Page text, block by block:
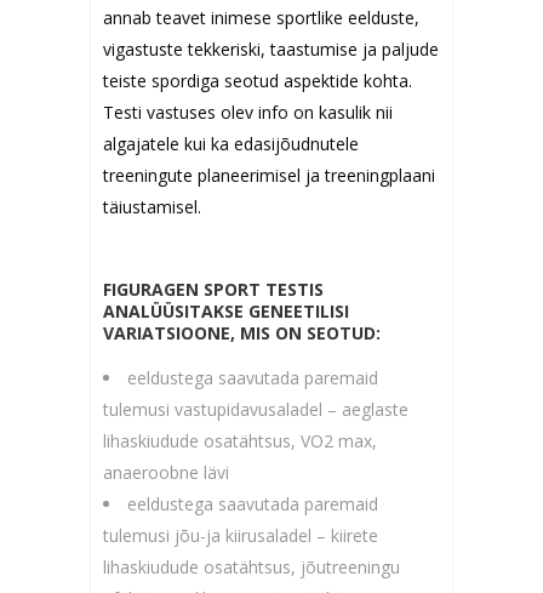
annab teavet inimese sportlike eelduste,
vigastuste tekkeriski, taastumise ja paljude
teiste spordiga seotud aspektide kohta.
Testi vastuses olev info on kasulik nii
algajatele kui ka edasijõudnutele
treeningute planeerimisel ja treeningplaani
täiustamisel.
FIGURAGEN SPORT TESTIS
ANALÜÜSITAKSE GENEETILISI
VARIATSIOONE, MIS ON SEOTUD:
eeldustega saavutada paremaid
tulemusi vastupidavusaladel – aeglaste
lihaskiudude osatähtsus, VO2 max,
anaeroobne lävi
eeldustega saavutada paremaid
tulemusi jõu-ja kiirusaladel – kiirete
lihaskiudude osatähtsus, jõutreeningu